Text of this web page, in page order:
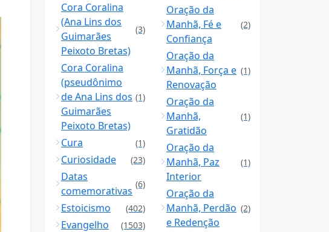
Cora Coralina
(Ana Lins dos
Guimarães
Peixoto Bretas)
(3)
Cora Coralina
(pseudônimo
de Ana Lins dos
Guimarães
Peixoto Bretas)
(1)
Cura (1)
Curiosidade (23)
Datas
comemorativas
(6)
Estoicismo (402)
Evangelho (1503)
Oração da
Manhã, Fé e
Confiança
(2)
Oração da
Manhã, Força e
Renovação
(1)
Oração da
Manhã,
Gratidão
(1)
Oração da
Manhã, Paz
Interior
(1)
Oração da
Manhã, Perdão
e Redenção
(2)